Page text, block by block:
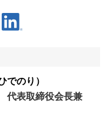
でのり）
代表取締役会長兼